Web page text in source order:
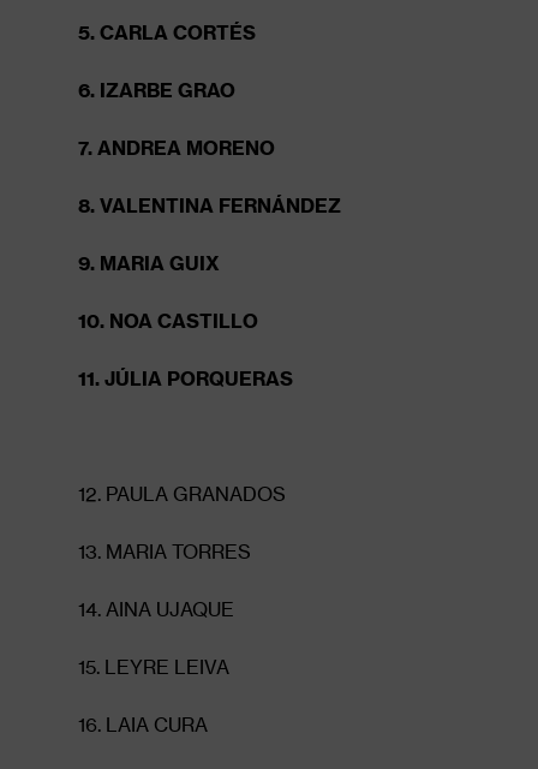
5. CARLA CORTÉS
6. IZARBE GRAO
7. ANDREA MORENO
8. VALENTINA FERNÁNDEZ
9. MARIA GUIX
10. NOA CASTILLO
11. JÚLIA PORQUERAS
12. PAULA GRANADOS
13. MARIA TORRES
14. AINA UJAQUE
15. LEYRE LEIVA
16. LAIA CURA